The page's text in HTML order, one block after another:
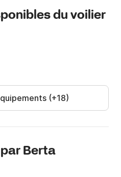
pas l'occasion de vous
haute mer !
le voilier Hanse 350 via
du voilier
(+18)
Berta